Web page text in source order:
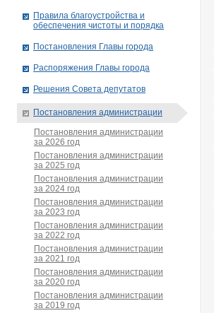
Правила благоустройства и
обеспечения чистоты и порядка
Постановления Главы города
Распоряжения Главы города
Решения Совета депутатов
Постановления администрации
Постановления администрации
за 2026 год
Постановления администрации
за 2025 год
Постановления администрации
за 2024 год
Постановления администрации
за 2023 год
Постановления администрации
за 2022 год
Постановления администрации
за 2021 год
Постановления администрации
за 2020 год
Постановления администрации
за 2019 год